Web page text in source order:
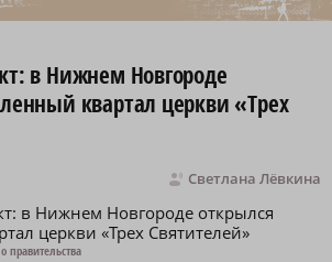
в Нижнем Новгороде
квартал церкви «Трех
Светлана Лёвкина
правительства